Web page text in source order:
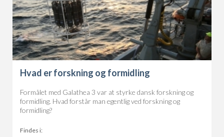
Hvad er forskning og formidling
Formålet med Galathea 3 var at styrke dansk forskning og
formidling. Hvad forstår man egentlig ved forskning og
formidling?
Findes i: